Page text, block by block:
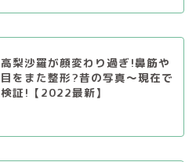
高梨沙羅が顔変わり過ぎ!鼻筋や
目をまた整形?昔の写真〜現在で
検証!【2022最新】